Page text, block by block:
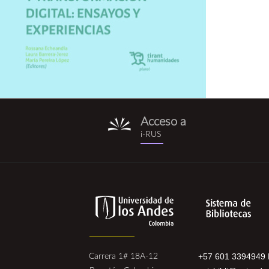
i-
rus.png
Acceso a
i-RUS
Carrera 1# 18A-12
+57 601 3394949